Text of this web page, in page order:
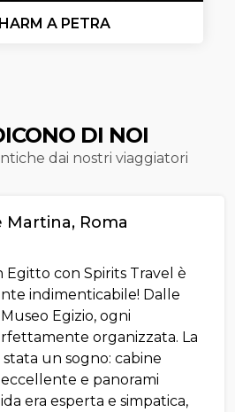
A PETRA
DI NOI
dai nostri viaggiatori
Martina, Roma
Egitto con Spirits Travel è
indimenticabile! Dalle
Egizio, ogni
organizzata. La
un sogno: cabine
e panorami
era esperta e simpatica,